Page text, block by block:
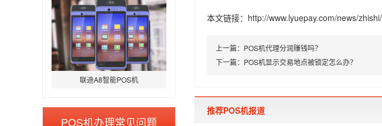
联迪A8智能POS机
POS机办理常见问题
本文链接： http://www.lyuepay.com/news/
上一篇： POS机代理分润赚钱吗？
下一篇： POS机显示交易地点被锁定怎么办？
推荐POS机报道